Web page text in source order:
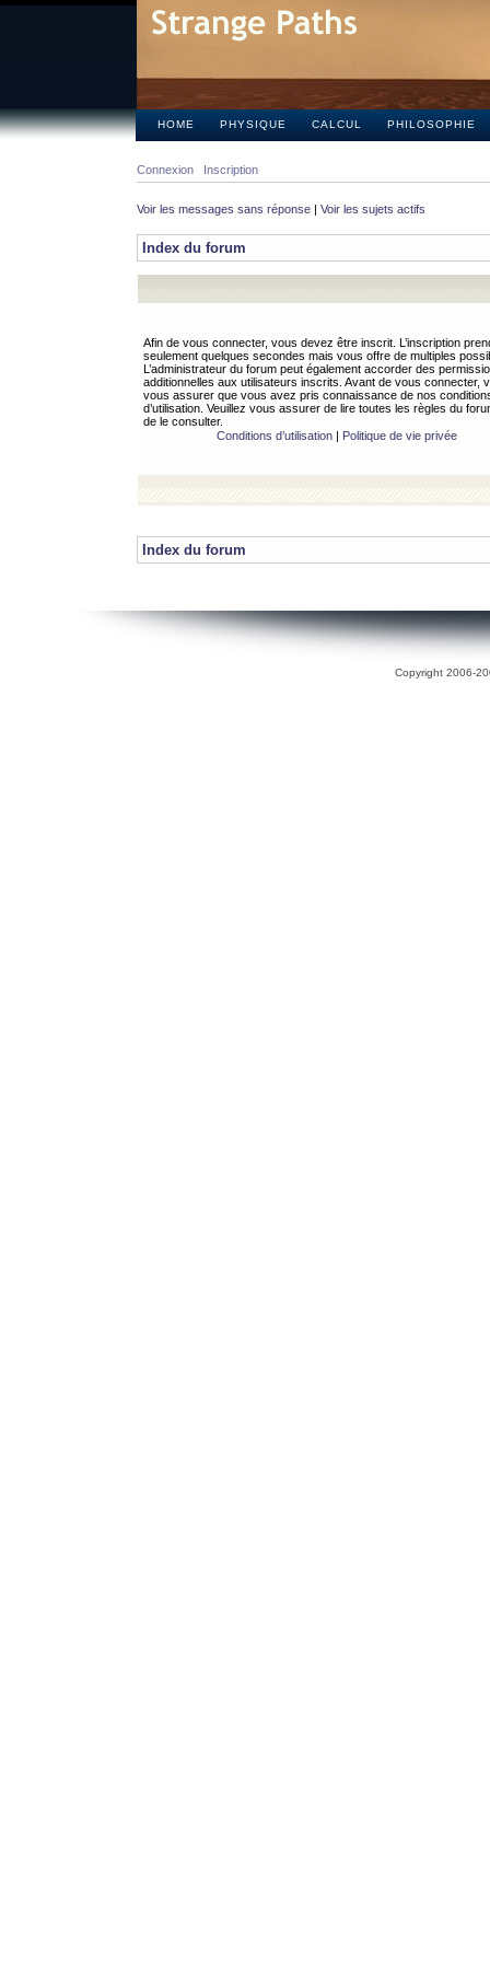
HOME PHYSIQUE CALCUL PHILOSOPHIE
Connexion Inscription
Voir les messages sans réponse | Voir les sujets actifs
Index du forum
Afin de vous connecter, vous devez être inscrit. L’inscription
seulement quelques secondes mais vous offre de multiples
L’administrateur du forum peut également accorder des
additionnelles aux utilisateurs inscrits. Avant de vous connecter,
vous assurer que vous avez pris connaissance de nos
d’utilisation. Veuillez vous assurer de lire toutes les règles du
de le consulter.
Conditions d’utilisation| Politique de vie privée
Index du forum
Copyright 2006-